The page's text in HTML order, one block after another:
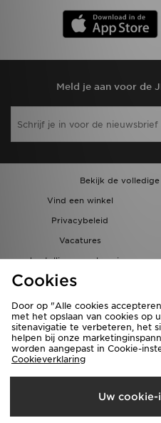
Meld je aan voor de
Bekijk de
Vind een winkel
Privacybeleid
Vacatures
bestellingen en levering
Partnerprogramma
Nederland
Cookies
Door op "Alle cookies
met het opslaan van cookies op
sitenavigatie te verbeteren, het
helpen bij onze
worden aangepast in Cookie-
Cookieverklaring
Uw cookie-